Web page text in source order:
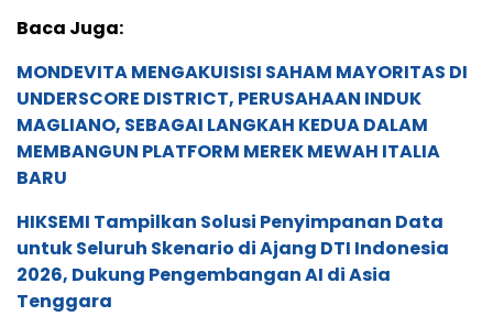
Baca Juga:
MONDEVITA MENGAKUISISI SAHAM MAYORITAS DI
UNDERSCORE DISTRICT, PERUSAHAAN INDUK
MAGLIANO, SEBAGAI LANGKAH KEDUA DALAM
MEMBANGUN PLATFORM MEREK MEWAH ITALIA
BARU
HIKSEMI Tampilkan Solusi Penyimpanan Data
untuk Seluruh Skenario di Ajang DTI Indonesia
2026, Dukung Pengembangan AI di Asia
Tenggara